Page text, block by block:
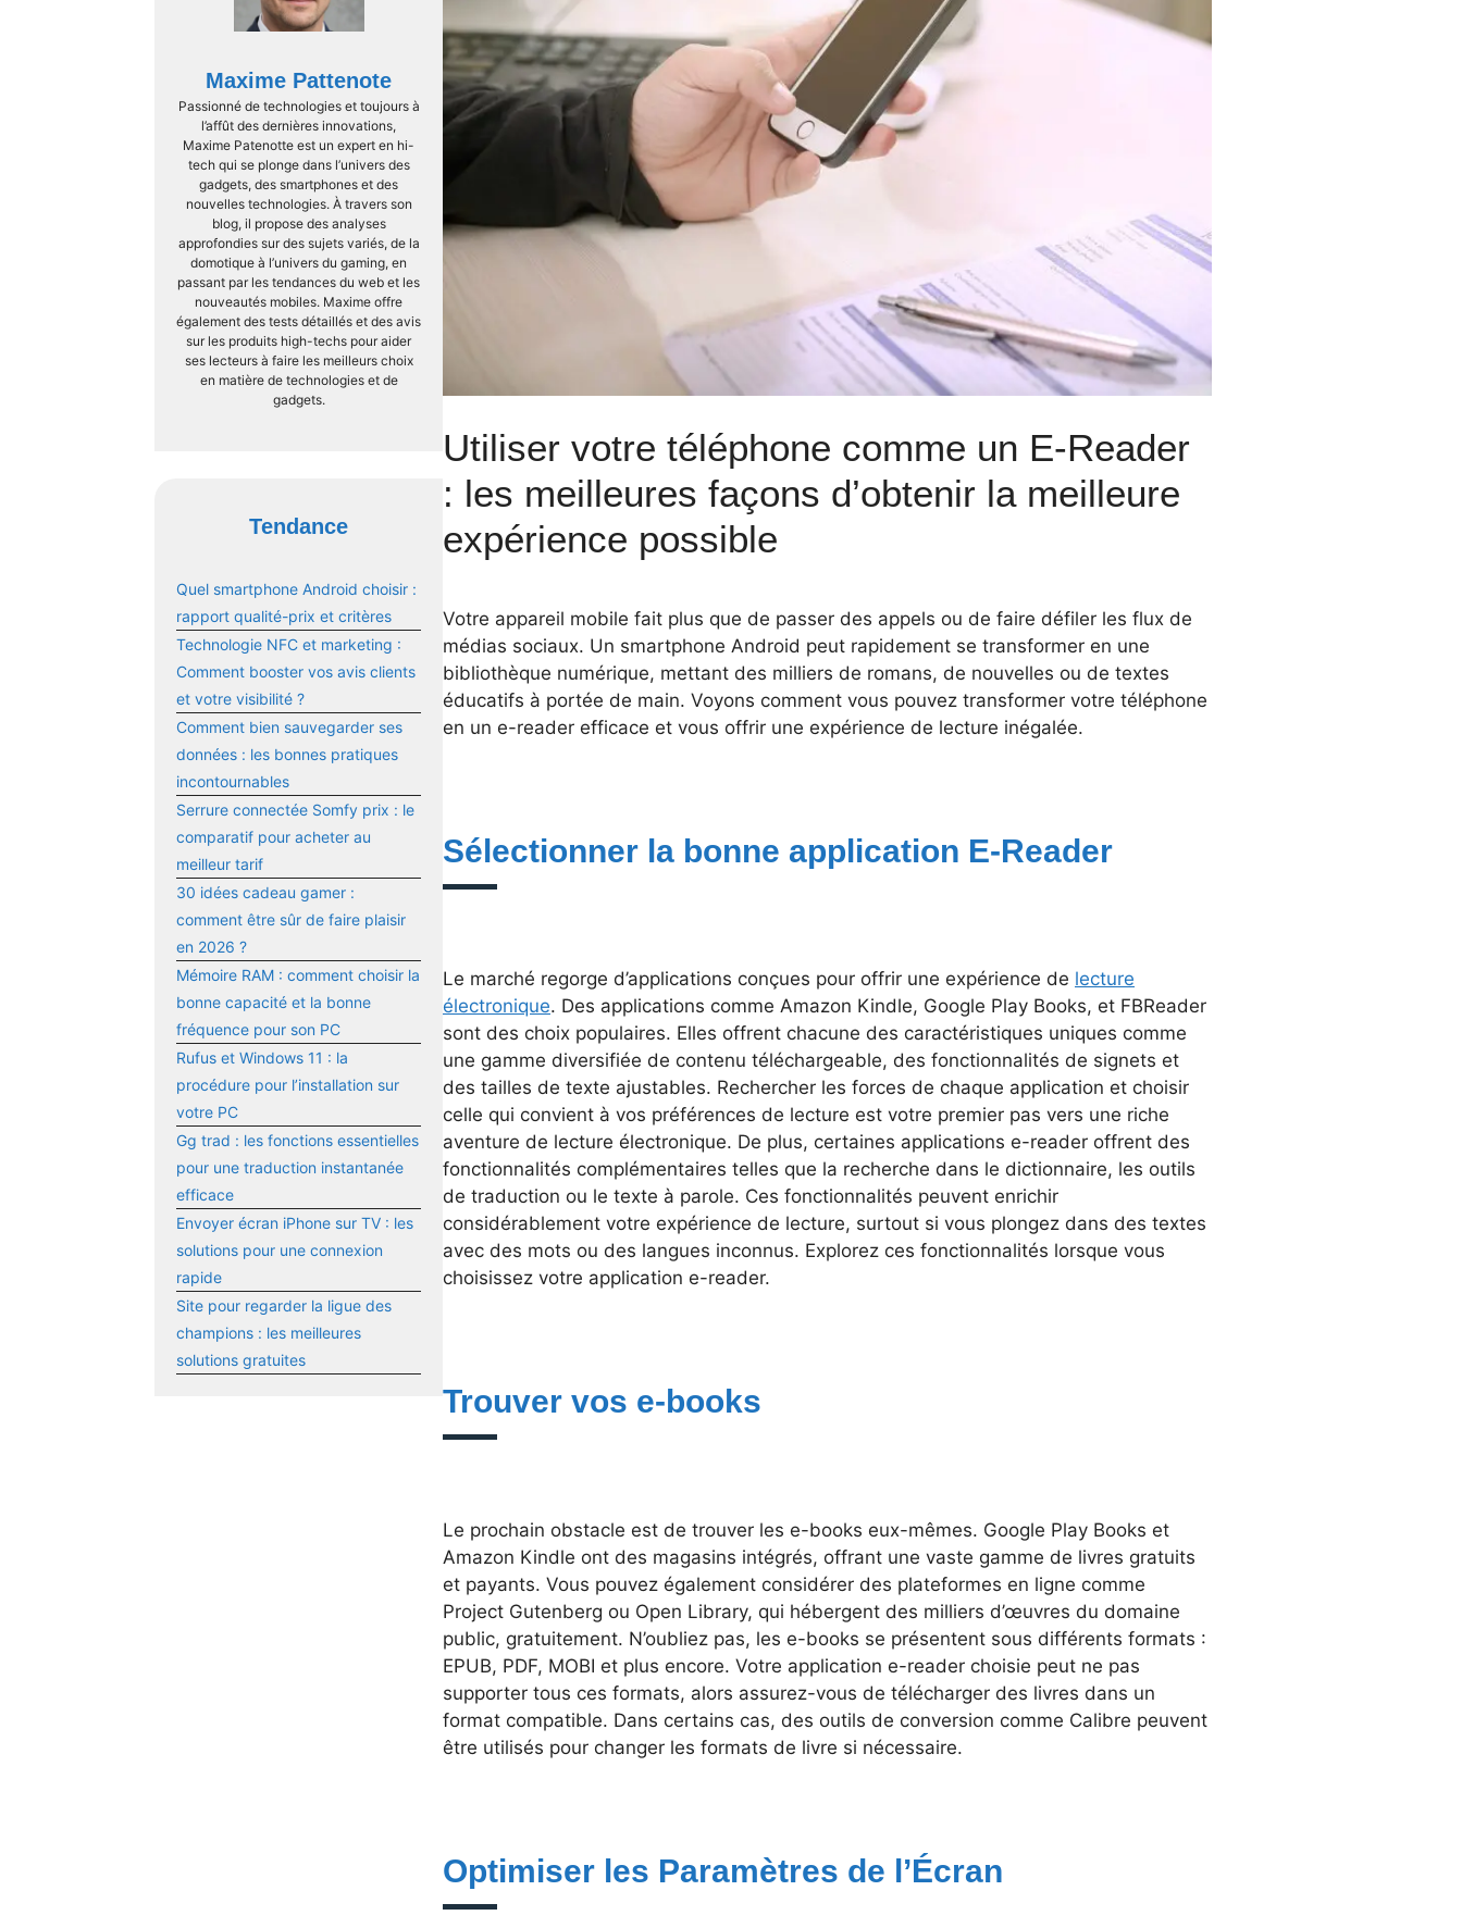
Maxime Pattenote
Passionné de technologies et toujours à
l’affût des dernières innovations,
Maxime Patenotte est un expert en hi-
tech qui se plonge dans l’univers des
gadgets, des smartphones et des
nouvelles technologies. À travers son
blog, il propose des analyses
approfondies sur des sujets variés, de la
domotique à l’univers du gaming, en
passant par les tendances du web et les
nouveautés mobiles. Maxime offre
également des tests détaillés et des avis
sur les produits high-techs pour aider
ses lecteurs à faire les meilleurs choix
en matière de technologies et de
gadgets.
Tendance
Quel smartphone Android choisir :
rapport qualité-prix et critères
Technologie NFC et marketing :
Comment booster vos avis clients
et votre visibilité ?
Comment bien sauvegarder ses
données : les bonnes pratiques
incontournables
Serrure connectée Somfy prix : le
comparatif pour acheter au
meilleur tarif
30 idées cadeau gamer :
comment être sûr de faire plaisir
en 2026 ?
Mémoire RAM : comment choisir la
bonne capacité et la bonne
fréquence pour son PC
Rufus et Windows 11 : la
procédure pour l’installation sur
votre PC
Gg trad : les fonctions essentielles
pour une traduction instantanée
efficace
Envoyer écran iPhone sur TV : les
solutions pour une connexion
rapide
Site pour regarder la ligue des
champions : les meilleures
solutions gratuites
Utiliser votre téléphone comme un E-Reader
: les meilleures façons d’obtenir la meilleure
expérience possible
Votre appareil mobile fait plus que de passer des appels ou de faire défiler les flux de
médias sociaux. Un smartphone Android peut rapidement se transformer en une
bibliothèque numérique, mettant des milliers de romans, de nouvelles ou de textes
éducatifs à portée de main. Voyons comment vous pouvez transformer votre téléphone
en un e-reader efficace et vous offrir une expérience de lecture inégalée.
Sélectionner la bonne application E-Reader
Le marché regorge d’applications conçues pour offrir une expérience de lecture
électronique. Des applications comme Amazon Kindle, Google Play Books, et FBReader
sont des choix populaires. Elles offrent chacune des caractéristiques uniques comme
une gamme diversifiée de contenu téléchargeable, des fonctionnalités de signets et
des tailles de texte ajustables. Rechercher les forces de chaque application et choisir
celle qui convient à vos préférences de lecture est votre premier pas vers une riche
aventure de lecture électronique. De plus, certaines applications e-reader offrent des
fonctionnalités complémentaires telles que la recherche dans le dictionnaire, les outils
de traduction ou le texte à parole. Ces fonctionnalités peuvent enrichir
considérablement votre expérience de lecture, surtout si vous plongez dans des textes
avec des mots ou des langues inconnus. Explorez ces fonctionnalités lorsque vous
choisissez votre application e-reader.
Trouver vos e-books
Le prochain obstacle est de trouver les e-books eux-mêmes. Google Play Books et
Amazon Kindle ont des magasins intégrés, offrant une vaste gamme de livres gratuits
et payants. Vous pouvez également considérer des plateformes en ligne comme
Project Gutenberg ou Open Library, qui hébergent des milliers d’œuvres du domaine
public, gratuitement. N’oubliez pas, les e-books se présentent sous différents formats :
EPUB, PDF, MOBI et plus encore. Votre application e-reader choisie peut ne pas
supporter tous ces formats, alors assurez-vous de télécharger des livres dans un
format compatible. Dans certains cas, des outils de conversion comme Calibre peuvent
être utilisés pour changer les formats de livre si nécessaire.
Optimiser les Paramètres de l’Écran